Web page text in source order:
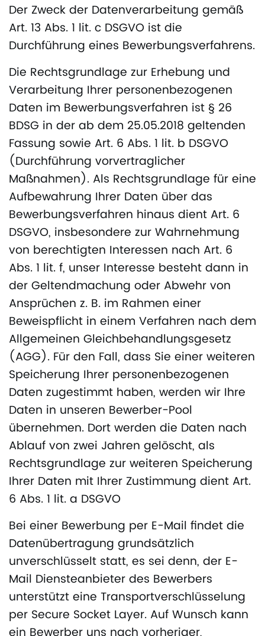
Der Zweck der Datenverarbeitung gemäß
Art. 13 Abs. 1 lit. c DSGVO ist die
Durchführung eines Bewerbungsverfahrens.
Die Rechtsgrundlage zur Erhebung und
Verarbeitung Ihrer personenbezogenen
Daten im Bewerbungsverfahren ist § 26
BDSG in der ab dem 25.05.2018 geltenden
Fassung sowie Art. 6 Abs. 1 lit. b DSGVO
(Durchführung vorvertraglicher
Maßnahmen). Als Rechtsgrundlage für eine
Aufbewahrung Ihrer Daten über das
Bewerbungsverfahren hinaus dient Art. 6
DSGVO, insbesondere zur Wahrnehmung
von berechtigten Interessen nach Art. 6
Abs. 1 lit. f, unser Interesse besteht dann in
der Geltendmachung oder Abwehr von
Ansprüchen z. B. im Rahmen einer
Beweispflicht in einem Verfahren nach dem
Allgemeinen Gleichbehandlungsgesetz
(AGG). Für den Fall, dass Sie einer weiteren
Speicherung Ihrer personenbezogenen
Daten zugestimmt haben, werden wir Ihre
Daten in unseren Bewerber-Pool
übernehmen. Dort werden die Daten nach
Ablauf von zwei Jahren gelöscht, als
Rechtsgrundlage zur weiteren Speicherung
Ihrer Daten mit Ihrer Zustimmung dient Art.
6 Abs. 1 lit. a DSGVO
Bei einer Bewerbung per E-Mail findet die
Datenübertragung grundsätzlich
unverschlüsselt statt, es sei denn, der E-
Mail Diensteanbieter des Bewerbers
unterstützt eine Transportverschlüsselung
per Secure Socket Layer. Auf Wunsch kann